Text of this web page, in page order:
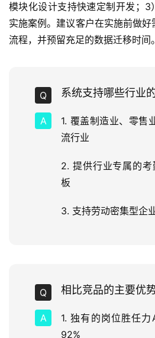
模块化设计支持快速定制开发；
实施案例。建议客户在实施前做
流程，并预留充足的数据迁移时间。
系统支持哪些行业
1. 覆盖制造业、零售
流行业
2. 提供行业专属的
板
3. 支持劳动密集型企
相比竞品的主要优
1. 独有的岗位胜任
92%